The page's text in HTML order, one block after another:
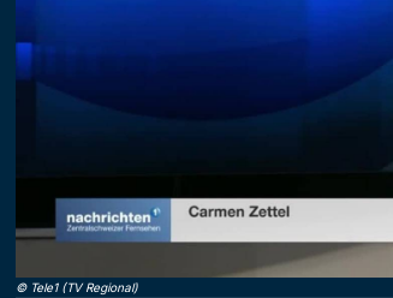
© Tele1 (TV Regional)